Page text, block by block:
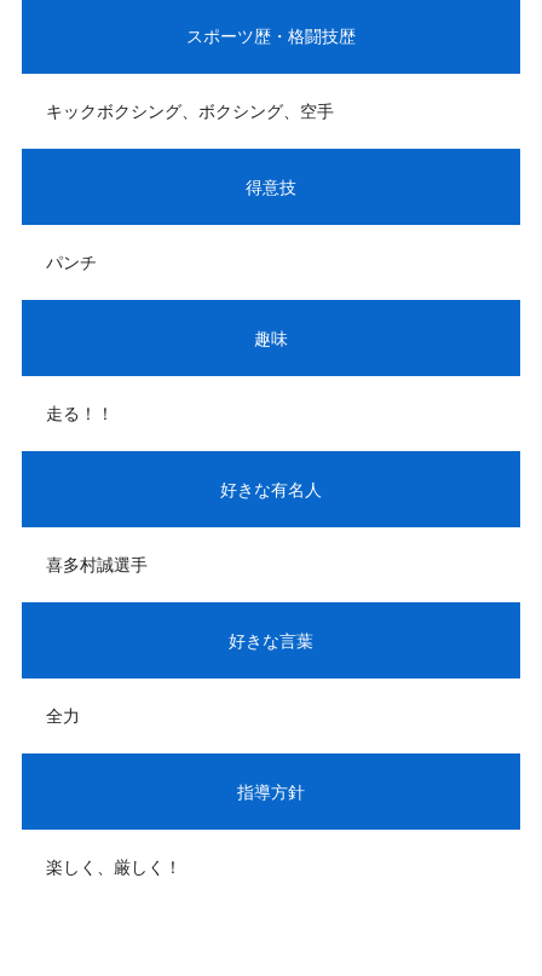
スポーツ歴・格闘技歴
キックボクシング、ボクシング、空手
得意技
パンチ
趣味
走る！！
好きな有名人
喜多村誠選手
好きな言葉
全力
指導方針
楽しく、厳しく！